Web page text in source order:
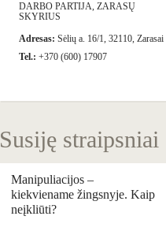
DARBO PARTIJA, ZARASŲ
SKYRIUS
Adresas: Sėlių a. 16/1, 32110, Zarasai
Tel.: +370 (600) 17907
Susiję straipsniai
Manipuliacijos –
kiekviename žingsnyje. Kaip
neįkliūti?